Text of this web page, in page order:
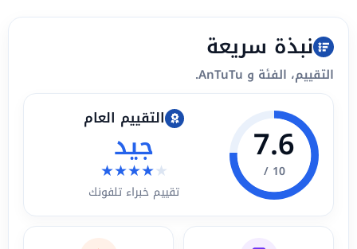
نبذة سريعة
التقييم، الفئة و AnTuTu.
7.6
10 /
التقييم العام
جيد
★★★★★
تقييم خبراء تلفونك